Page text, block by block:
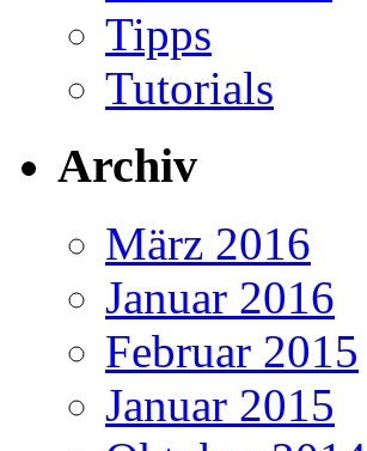
Tipps
Tutorials
Archiv
März 2016
Januar 2016
Februar 2015
Januar 2015